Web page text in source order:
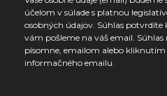
účelom v súlade s platnou
osobných údajov. Súhlas
vám pošleme na váš email.
písomne, emailom alebo
informačného emailu.